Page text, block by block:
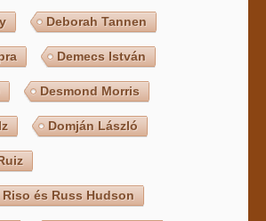
Deborah Tannen
Demecs István
Desmond Morris
Domján László
és Russ Hudson